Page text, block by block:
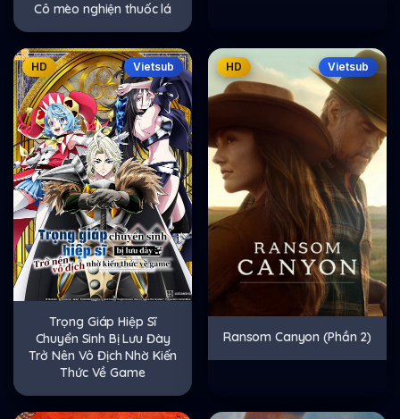
Cô mèo nghiện thuốc lá
HD Vietsub
Trọng Giáp Hiệp Sĩ
Chuyển Sinh Bị Lưu Đày
Trở Nên Vô Địch Nhờ Kiến
Thức Về Game
HD Vietsub
Ransom Canyon (Phần 2)